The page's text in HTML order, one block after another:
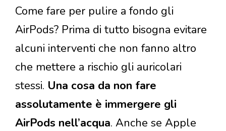
Come fare per pulire a fondo gli
AirPods? Prima di tutto bisogna evitare
alcuni interventi che non fanno altro
che mettere a rischio gli auricolari
stessi. Una cosa da non fare
assolutamente è immergere gli
AirPods nell’acqua. Anche se Apple